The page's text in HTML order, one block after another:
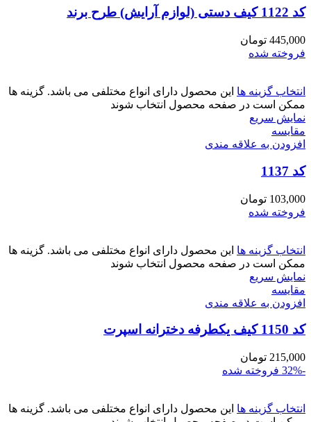
کد 1122 کیف دستی (لوازم آرایش) طرح برند
445,000 تومان
فروخته شده
انتخاب گزینه ها این محصول دارای انواع مختلفی می باشد. گزینه ها
ممکن است در صفحه محصول انتخاب شوند
نمایش سریع
مقايسه
افزودن به علاقه مندی
کد 1137
103,000 تومان
فروخته شده
انتخاب گزینه ها این محصول دارای انواع مختلفی می باشد. گزینه ها
ممکن است در صفحه محصول انتخاب شوند
نمایش سریع
مقايسه
افزودن به علاقه مندی
کد 1150 کیف یکطرفه دخترانه اسپرت
215,000 تومان
-32%
فروخته شده
انتخاب گزینه ها این محصول دارای انواع مختلفی می باشد. گزینه ها